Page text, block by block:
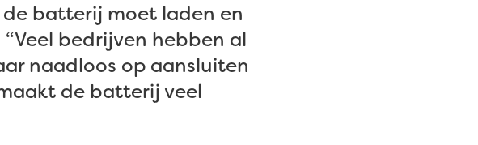
batterij moet laden en
bedrijven hebben al
naadloos op aansluiten
de batterij veel